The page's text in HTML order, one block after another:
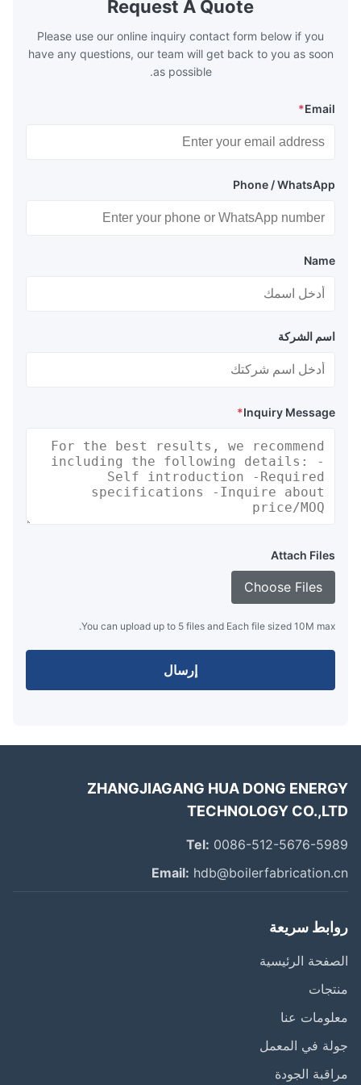
range of 200°C – 250°C, so there
Request A Quote
Please use our online inquiry contact form below if you
have any questions, our team will get back to you as soon
as possible.
Email
*
Phone / WhatsApp
Name
اسم الشركة
Inquiry Message
*
Attach Files
Choose Files
You can upload up to 5 files and Each file sized 10M max.
إرسال
ZHANGJIAGANG HUA DONG
TECHNOLOGY
Tel:0086-512-5676-
Email:
سريعة
الرئيسية
عنا
في المعمل
الجودة